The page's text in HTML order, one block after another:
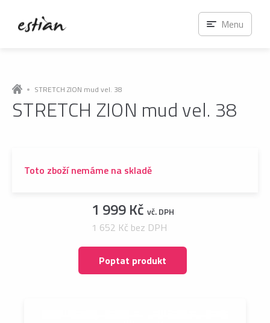
STRETCH ZION mud vel. 38
STRETCH ZION mud vel. 38
Toto zboží nemáme na skladě
1 999 Kč vč. DPH
1 652 Kč bez DPH
Poptat produkt
Menu